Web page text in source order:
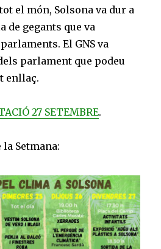
el món, Solsona va dur a
de gegants que va
El GNS va
parlament que podeu
enllaç.
27 SETEMBRE.
Setmana: